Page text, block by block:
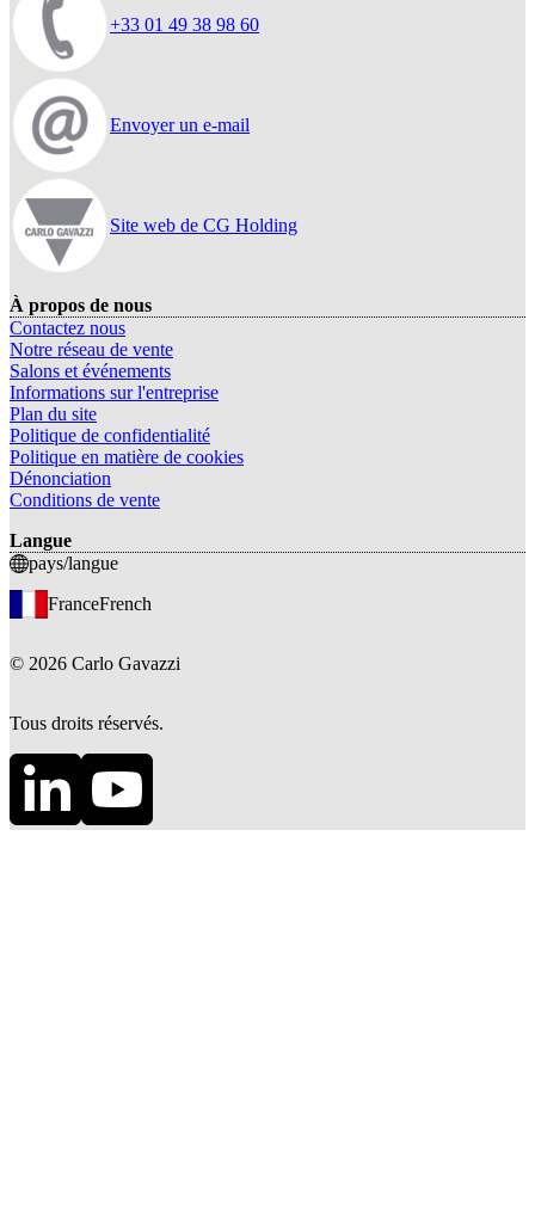
+33 01 49 38 98 60
Envoyer un e-mail
Site web de CG Holding
À propos de nous
Contactez nous
Notre réseau de vente
Salons et événements
Informations sur l'entreprise
Plan du site
Politique de confidentialité
Politique en matière de cookies
Dénonciation
Conditions de vente
Langue
pays/langue
FranceFrench
© 2026 Carlo Gavazzi
Tous droits réservés.